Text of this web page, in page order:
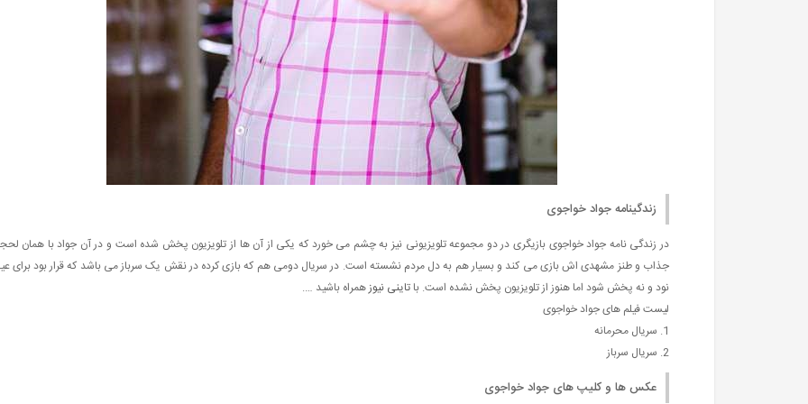
زندگینامه جواد خواجوی
در زندگی نامه جواد خواجوی بازیگری در دو مجموعه تلویزیونی نیز به چشم می خورد که یکی از آن ها از تلویزیون پخش شده است و در آن جواد با همان
جذاب و طنز مشهدی اش بازی می کند و بسیار هم به دل مردم نشسته است. در سریال دومی هم که بازی کرده در نقش یک سرباز می باشد که قرار بود برای
نود و نه پخش شود اما هنوز از تلویزیون پخش نشده است. با تاینی نیوزهمراه باشید ….
لیست فیلم های جواد خواجوی
1. سریال محرمانه
2. سریال سرباز
عکس ها و کلیپ های جواد خواجوی